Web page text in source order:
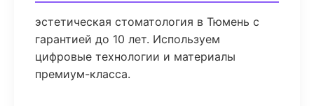
эстетическая стоматология в Тюмень с
гарантией до 10 лет. Используем
цифровые технологии и материалы
премиум-класса.